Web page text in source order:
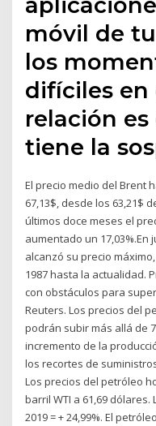
móvil de
los
difíciles
relación
tiene la
El precio medio del Brent
67,13$, desde los 63,21$
últimos doce meses el
aumentado un 17,03%.En
alcanzó su precio
1987 hasta la actualidad.
con obstáculos para
Reuters. Los precios del
podrán subir más allá de
incremento de la
los recortes de
Los precios del petróleo
barril WTI a 61,69
2019 = + 24,99%. El